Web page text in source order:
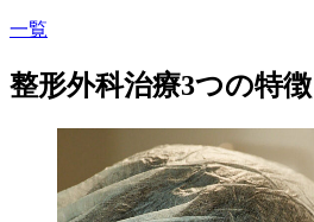
一覧
整形外科治療3つの特徴